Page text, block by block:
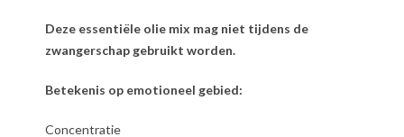
Deze essentiële olie mix mag niet tijdens de
zwangerschap gebruikt worden.
Betekenis op emotioneel gebied:
Concentratie